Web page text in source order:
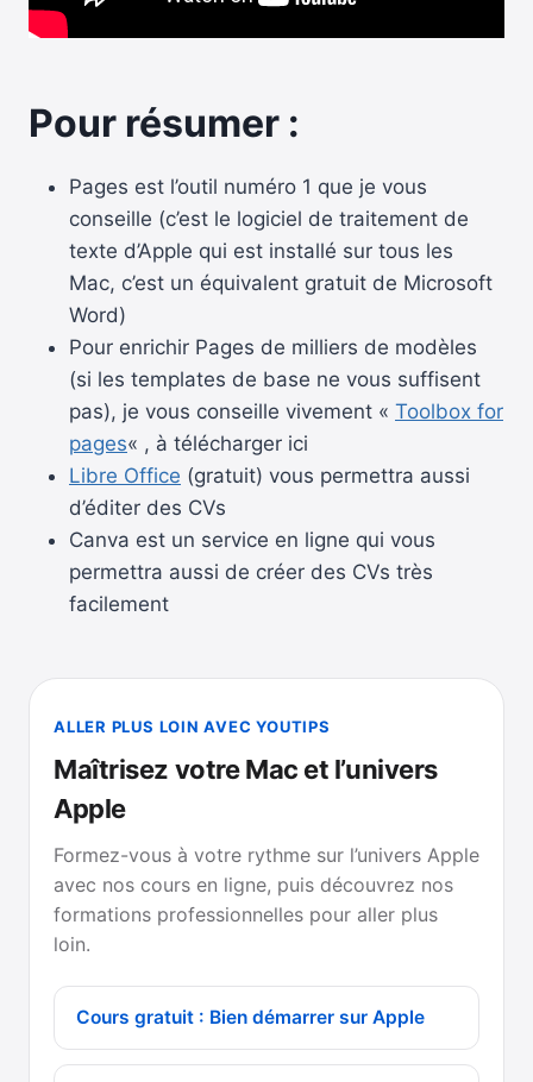
Pour résumer :
Pages est l’outil numéro 1 que je vous
conseille (c’est le logiciel de traitement de
texte d’Apple qui est installé sur tous les
Mac, c’est un équivalent gratuit de Microsoft
Word)
Pour enrichir Pages de milliers de modèles
(si les templates de base ne vous suffisent
pas), je vous conseille vivement « Toolbox for
pages« , à télécharger ici
Libre Office (gratuit) vous permettra aussi
d’éditer des CVs
Canva est un service en ligne qui vous
permettra aussi de créer des CVs très
facilement
ALLER PLUS LOIN AVEC YOUTIPS
Maîtrisez votre Mac et l’univers
Apple
Formez-vous à votre rythme sur l’univers Apple
avec nos cours en ligne, puis découvrez nos
formations professionnelles pour aller plus
loin.
Cours gratuit : Bien démarrer sur Apple